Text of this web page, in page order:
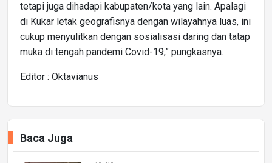
tetapi juga dihadapi kabupaten/kota yang lain. Apalagi
di Kukar letak geografisnya dengan wilayahnya luas, ini
cukup menyulitkan dengan sosialisasi daring dan tatap
muka di tengah pandemi Covid-19,” pungkasnya.
Editor : Oktavianus
Baca Juga